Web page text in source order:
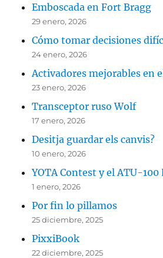
Emboscada en Fort Bragg
29 enero, 2026
Cómo tomar decisiones
24 enero, 2026
Activadores mejorables en
23 enero, 2026
Transceptor ruso Wolf
17 enero, 2026
Desitja guardar els canvis?
10 enero, 2026
YOTA Contest y el ATU-100
1 enero, 2026
Por fin lo pillamos
25 diciembre, 2025
PixxiBook
22 diciembre, 2025